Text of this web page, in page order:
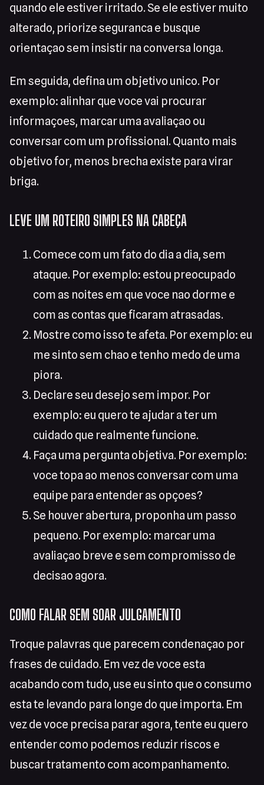
quando ele estiver irritado. Se ele estiver muito
alterado, priorize seguranca e busque
orientaçao sem insistir na conversa longa.
Em seguida, defina um objetivo unico. Por
exemplo: alinhar que voce vai procurar
informaçoes, marcar uma avaliaçao ou
conversar com um profissional. Quanto mais
objetivo for, menos brecha existe para virar
briga.
LEVE UM ROTEIRO SIMPLES NA CABEÇA
Comece com um fato do dia a dia, sem
ataque. Por exemplo: estou preocupado
com as noites em que voce nao dorme e
com as contas que ficaram atrasadas.
Mostre como isso te afeta. Por exemplo: eu
me sinto sem chao e tenho medo de uma
piora.
Declare seu desejo sem impor. Por
exemplo: eu quero te ajudar a ter um
cuidado que realmente funcione.
Faça uma pergunta objetiva. Por exemplo:
voce topa ao menos conversar com uma
equipe para entender as opçoes?
Se houver abertura, proponha um passo
pequeno. Por exemplo: marcar uma
avaliaçao breve e sem compromisso de
decisao agora.
COMO FALAR SEM SOAR JULGAMENTO
Troque palavras que parecem condenaçao por
frases de cuidado. Em vez de voce esta
acabando com tudo, use eu sinto que o consumo
esta te levando para longe do que importa. Em
vez de voce precisa parar agora, tente eu quero
entender como podemos reduzir riscos e
buscar tratamento com acompanhamento.